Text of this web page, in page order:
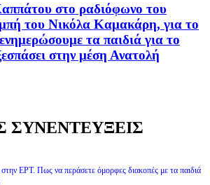
στο ραδιόφωνο του
του Νικόλα Καμακάρη, για το
τα παιδιά για το
στην μέση Ανατολή
ΣΥΝΕΝΤΕΥΞΕΙΣ
ΕΡΤ. Πως να περάσετε όμορφες διακοπές με τα παιδιά